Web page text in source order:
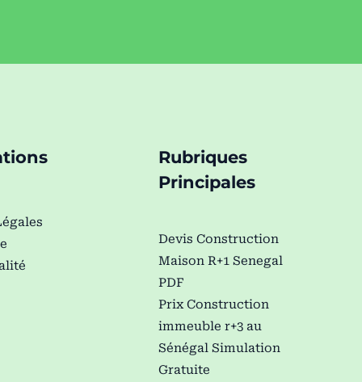
Rubriques
Principales
Devis Construction
Maison R+1 Senegal
PDF
Prix Construction
immeuble r+3 au
Sénégal Simulation
Gratuite